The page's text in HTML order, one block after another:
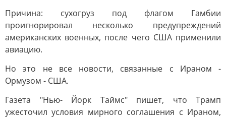
Причина: сухогруз под флагом Гамбии
проигнорировал несколько предупреждений
американских военных, после чего США применили
авиацию.
Но это не все новости, связанные с Ираном -
Ормузом - США.
Газета "Нью- Йорк Таймс" пишет, что Трамп
ужесточил условия мирного соглашения с Ираном,